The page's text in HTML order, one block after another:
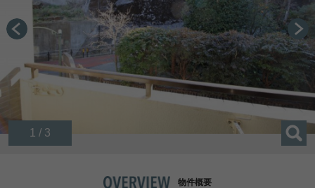
1 / 3
物件概要